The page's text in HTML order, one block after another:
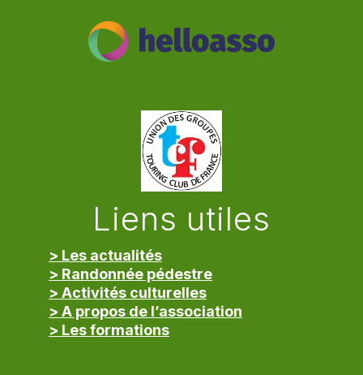
Liens utiles
> Les actualités
> Randonnée pédestre
> Activités culturelles
> A propos de l’association
> Les formations